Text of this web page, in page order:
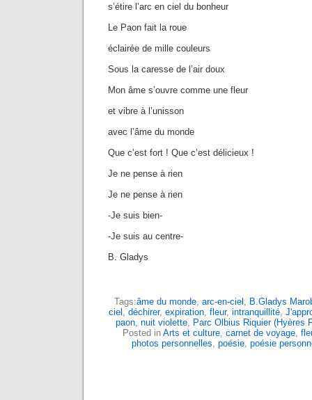
s’étire l’arc en ciel du bonheur
Le Paon fait la roue
éclairée de mille couleurs
Sous la caresse de l’air doux
Mon âme s’ouvre comme une fleur
et vibre à l’unisson
avec l’âme du monde
Que c’est fort ! Que c’est délicieux !
Je ne pense à rien
Je ne pense à rien
-Je suis bien-
-Je suis au centre-
B. Gladys
Tags:âme du monde, arc-en-ciel
B.Gladys
ciel déchirer, expiration, fleur, intranquillité,
paon nuit violette Parc Olbius Riquier (Hyères
Posted in Arts et culture, carnet de voyage,
photos personnelles poésie, poésie